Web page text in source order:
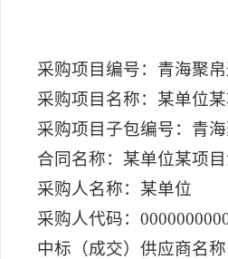
采购项目编号：青海聚
采购项目名称：某单位
采购项目子包编号：青
合同名称：某单位某项
采购人名称：某单位
采购人代码：
中标（成交）供应商名